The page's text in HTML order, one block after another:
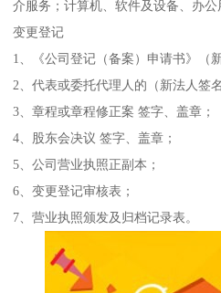
介服务；计算机、软件及设备、办公
变更登记
1、《公司登记（备案）申请书》（
2、代表或委托代理人的（新法人签
3、章程或章程修正案 签字、盖章；
4、股东会决议 签字、盖章；
5、公司营业执照正副本；
6、变更登记审核表；
7、营业执照颁发及归档记录表。